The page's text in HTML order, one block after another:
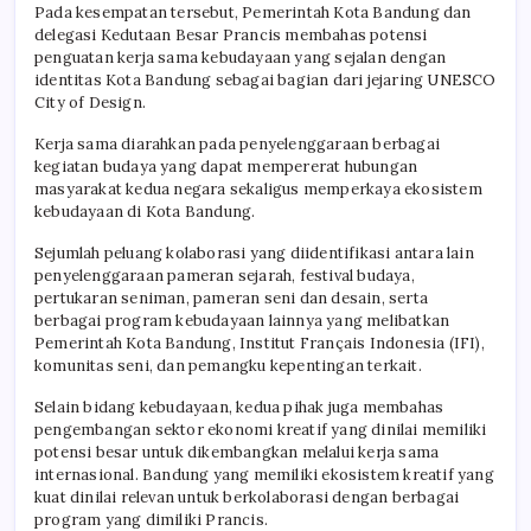
Pada kesempatan tersebut, Pemerintah Kota Bandung dan
delegasi Kedutaan Besar Prancis membahas potensi
penguatan kerja sama kebudayaan yang sejalan dengan
identitas Kota Bandung sebagai bagian dari jejaring UNESCO
City of Design.
Kerja sama diarahkan pada penyelenggaraan berbagai
kegiatan budaya yang dapat mempererat hubungan
masyarakat kedua negara sekaligus memperkaya ekosistem
kebudayaan di Kota Bandung.
Sejumlah peluang kolaborasi yang diidentifikasi antara lain
penyelenggaraan pameran sejarah, festival budaya,
pertukaran seniman, pameran seni dan desain, serta
berbagai program kebudayaan lainnya yang melibatkan
Pemerintah Kota Bandung, Institut Français Indonesia (IFI),
komunitas seni, dan pemangku kepentingan terkait.
Selain bidang kebudayaan, kedua pihak juga membahas
pengembangan sektor ekonomi kreatif yang dinilai memiliki
potensi besar untuk dikembangkan melalui kerja sama
internasional. Bandung yang memiliki ekosistem kreatif yang
kuat dinilai relevan untuk berkolaborasi dengan berbagai
program yang dimiliki Prancis.